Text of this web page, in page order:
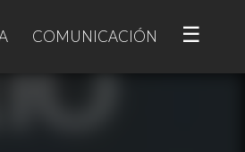
COMUNICACIÓN ☰